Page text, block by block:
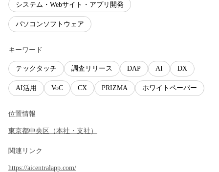
システム・Webサイト・アプリ開発
パソコンソフトウェア
キーワード
テックタッチ 調査リリース DAP AI DX
AI活用 VoC CX PRIZMA ホワイトペーパー
位置情報
東京都中央区 （本社・支社 ）
関連リンク
https://aicentralapp.com/